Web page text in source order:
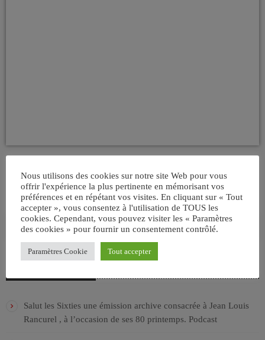
Salut les Sixties une émission archive consacrée à Jean Louis
Rancurel , à l’occasion de ses 80 printemps. Podcast
Nous utilisons des cookies sur notre site Web pour vous
offrir l'expérience la plus pertinente en mémorisant vos
préférences et en répétant vos visites. En cliquant sur « Tout
accepter », vous consentez à l'utilisation de TOUS les
cookies. Cependant, vous pouvez visiter les « Paramètres
des cookies » pour fournir un consentement contrôlé.
Paramètres Cookie Tout accepter